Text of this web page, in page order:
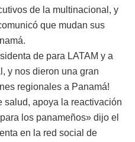
de la multinacional, y
que mudan sus
de para LATAM y a
y nos dieron una gran
regionales a Panamá!
salud, apoya la reactivación
los panameños» dijo el
en la red social de